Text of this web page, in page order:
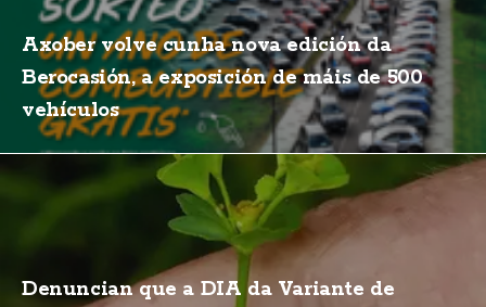
Axober volve cunha nova edición da
Berocasión, a exposición de máis de 500
vehículos
Denuncian que a DIA da Variante de